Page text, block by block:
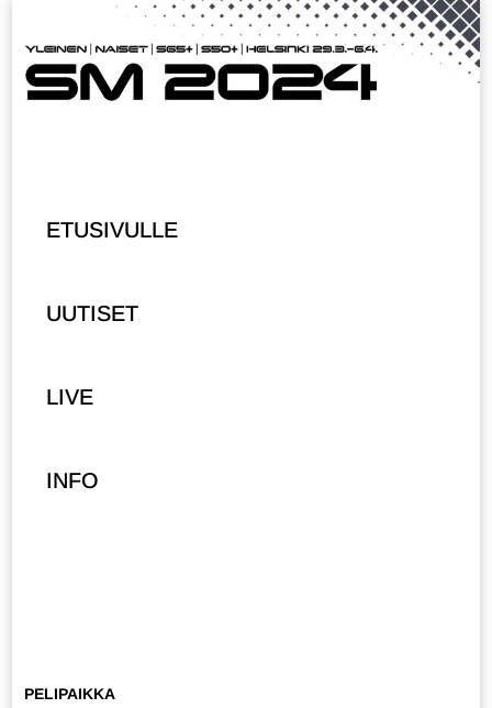
ETUSIVULLE
UUTISET
LIVE
INFO
PELIPAIKKA